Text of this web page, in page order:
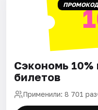
ПРОМОКОД
Сэкономь 10%
билетов
Применили: 8 701 раз